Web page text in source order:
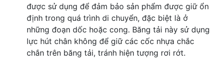
được sử dụng để đảm bảo sản phẩm được giữ ổn
định trong quá trình di chuyển, đặc biệt là ở
những đoạn dốc hoặc cong. Băng tải này sử dụng
lực hút chân không để giữ các cốc nhựa chắc
chắn trên băng tải, tránh hiện tượng rơi rớt.